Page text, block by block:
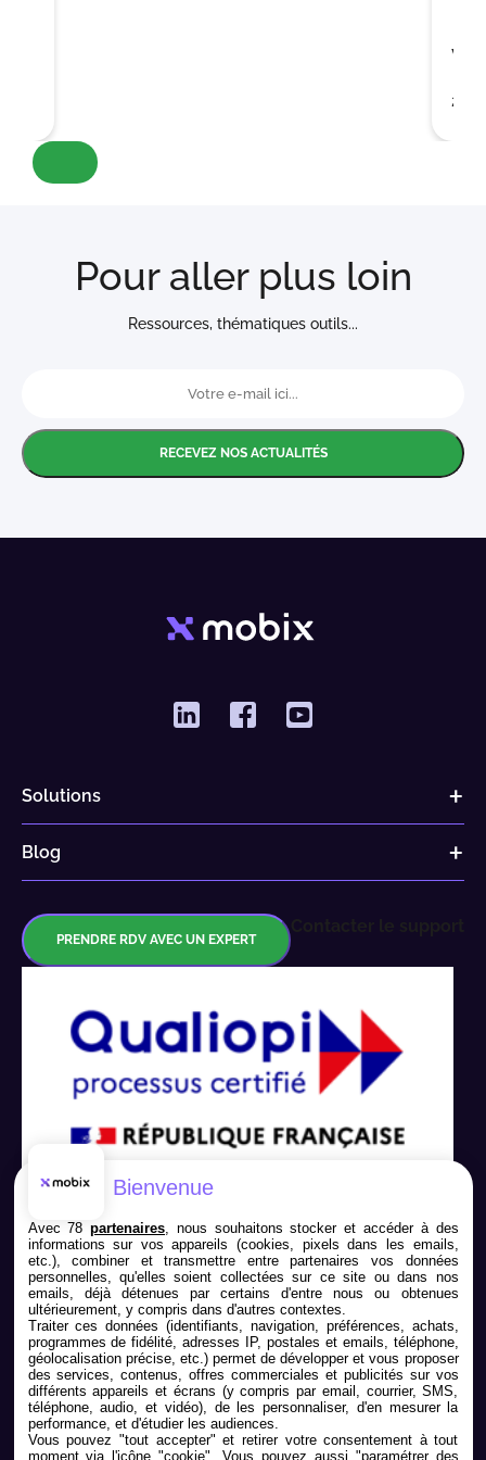
28
Pour aller plus loin
Ressources, thématiques outils...
Solutions
Blog
PRENDRE RDV AVEC UN EXPERT
Nous contacter
05 79 98 01 24
Bienvenue
Avec 78partenaires , nous souhaitons stocker et accéder à des
informations sur vos appareils (cookies, pixels dans les emails,
etc.), combiner et transmettre entre partenaires vos données
personnelles, qu'elles soient collectées sur ce site ou dans nos
emails, déjà détenues par certains d'entre nous ou obtenues
ultérieurement, y compris dans d'autres contextes.
Traiter ces données (identifiants, navigation, préférences, achats,
programmes de fidélité, adresses IP, postales et emails, téléphone,
géolocalisation précise, etc.) permet de développer et vous proposer
des services, contenus, offres commerciales et publicités sur vos
différents appareils et écrans (y compris par email, courrier, SMS,
téléphone, audio, et vidéo), de les personnaliser, d'en mesurer la
performance, et d'étudier les audiences.
Vous pouvez "tout accepter" et retirer votre consentement à tout
moment via l'icône "cookie" . Vous pouvez aussi "paramétrer des